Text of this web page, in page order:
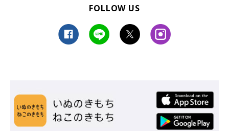
FOLLOW US